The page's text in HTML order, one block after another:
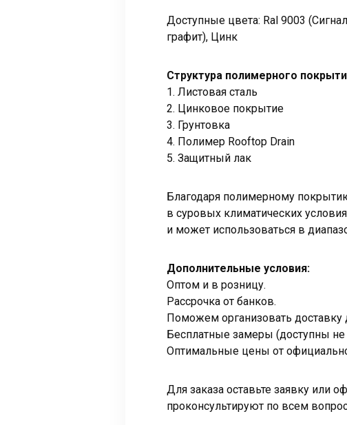
Доступные цвета: Ral 9003
графит), Цинк
Структура полимерного
1. Листовая сталь
2. Цинковое покрытие
3. Грунтовка
4. Полимер Rooftop Drain
5. Защитный лак
Благодаря полимерному
в суровых климатических
и может использоваться в
Дополнительные условия:
Оптом и в розницу.
Рассрочка от банков.
Поможем организовать доставку
Бесплатные замеры (доступны не
Оптимальные цены от
Для заказа оставьте заявку или
проконсультируют по всем